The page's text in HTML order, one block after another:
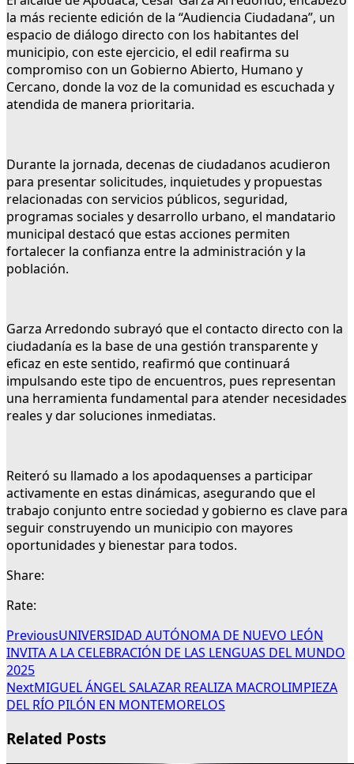
la más reciente edición de la “Audiencia Ciudadana”, un
espacio de diálogo directo con los habitantes del
municipio, con este ejercicio, el edil reafirma su
compromiso con un Gobierno Abierto, Humano y
Cercano, donde la voz de la comunidad es escuchada y
atendida de manera prioritaria.
Durante la jornada, decenas de ciudadanos acudieron
para presentar solicitudes, inquietudes y propuestas
relacionadas con servicios públicos, seguridad,
programas sociales y desarrollo urbano, el mandatario
municipal destacó que estas acciones permiten
fortalecer la confianza entre la administración y la
población.
Garza Arredondo subrayó que el contacto directo con la
ciudadanía es la base de una gestión transparente y
eficaz en este sentido, reafirmó que continuará
impulsando este tipo de encuentros, pues representan
una herramienta fundamental para atender necesidades
reales y dar soluciones inmediatas.
Reiteró su llamado a los apodaquenses a participar
activamente en estas dinámicas, asegurando que el
trabajo conjunto entre sociedad y gobierno es clave para
seguir construyendo un municipio con mayores
oportunidades y bienestar para todos.
Share:
Rate:
PreviousUNIVERSIDAD AUTÓNOMA DE NUEVO LEÓN
INVITA A LA CELEBRACIÓN DE LAS LENGUAS DEL MUNDO
2025
NextMIGUEL ÁNGEL SALAZAR REALIZA MACROLIMPIEZA
DEL RÍO PILÓN EN MONTEMORELOS
Related Posts